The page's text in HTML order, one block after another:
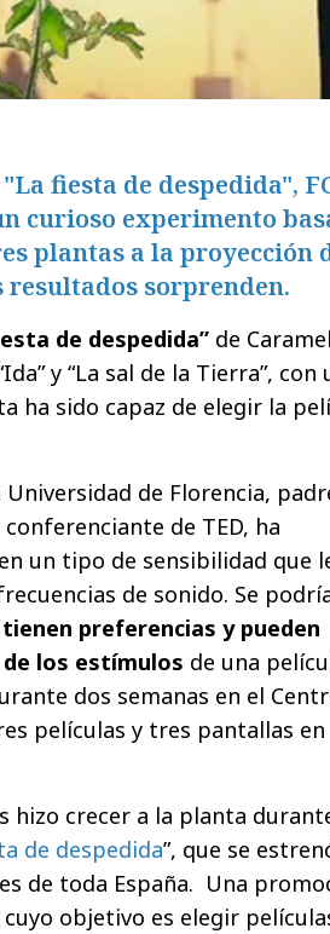
fiesta de despedida",
curioso experimento
plantas a la proyección
sorprenden.
de despedida” de Caramel
y “La sal de la Tierra”, con
ha sido capaz de elegir la
de Florencia,
de TED, ha
un tipo de sensibilidad que
de sonido. Se
preferencias y pueden
los estímulos de una
dos semanas en el
películas y tres pantallas en
hizo crecer a la planta
de despedida”, que se
de toda España. Una
objetivo es elegir